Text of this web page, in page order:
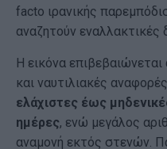
facto ιρανικής
αναζητούν εναλλακτικές
Η εικόνα
και ναυτιλιακές
ελάχιστες έως
ημέρες, ενώ μεγάλος
αναμονή εκτός στενών.